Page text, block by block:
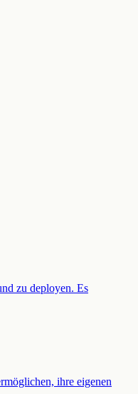
zu deployen. Es
ihre eigenen